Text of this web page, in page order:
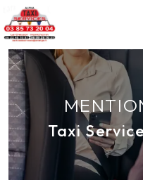
Taxi
Panneau de gestion des